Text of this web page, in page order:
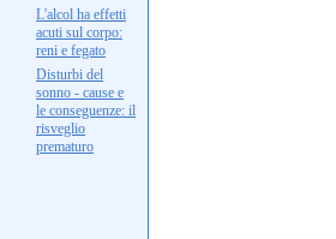
L'alcol ha effetti
acuti sul corpo:
reni e fegato
Disturbi del
sonno - cause e
le conseguenze: il
risveglio
prematuro